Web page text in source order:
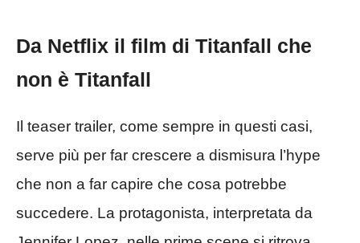
Da Netflix il film di Titanfall che
non è Titanfall
Il teaser trailer, come sempre in questi casi,
serve più per far crescere a dismisura l’hype
che non a far capire che cosa potrebbe
succedere. La protagonista, interpretata da